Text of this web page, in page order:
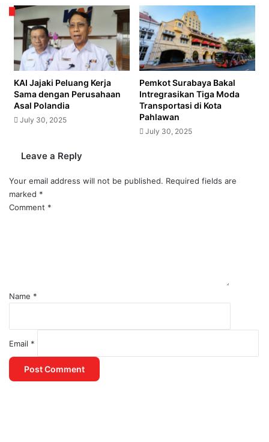
KAI Jajaki Peluang Kerja
Sama dengan Perusahaan
Asal Polandia
July 30, 2025
Pemkot Surabaya Bakal
Intregrasikan Tiga Moda
Transportasi di Kota
Pahlawan
July 30, 2025
Leave a Reply
Your email address will not be published. Required fields are
marked *
Comment *
Name *
Email *